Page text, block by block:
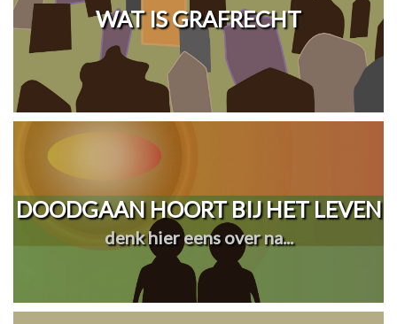
WAT IS GRAFRECHT
DOODGAAN HOORT BIJ HET LEVEN
denk hier eens over na...